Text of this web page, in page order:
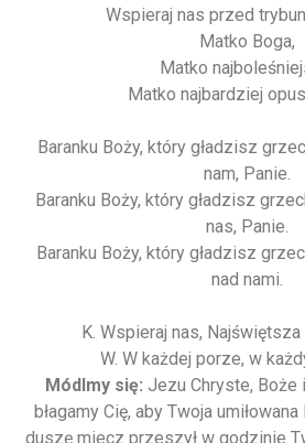
Wspieraj nas przed
Matko Boga,
Matko
Matko najbardziej
Baranku Boży, który gładzisz
nam, Panie.
Baranku Boży, który gładzisz
nas, Panie.
Baranku Boży, który gładzisz
nad nami.
K. Wspieraj nas, Najświętsza
W. W każdej porze, w
Módlmy się: Jezu Chryste, Boże
błagamy Cię, aby Twoja
duszę miecz przeszył w godzinie